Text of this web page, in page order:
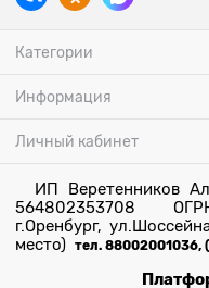
Категории
Информация
Личный кабинет
ИП Веретенников
564802353708
г.Оренбург,
место) тел. 88002001036,